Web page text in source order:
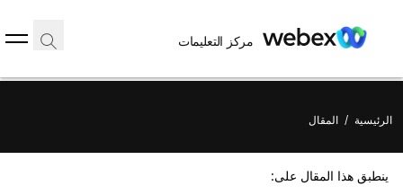
مركز التعليمات
الرئيسية / المقال
ينطبق هذا المقال على: